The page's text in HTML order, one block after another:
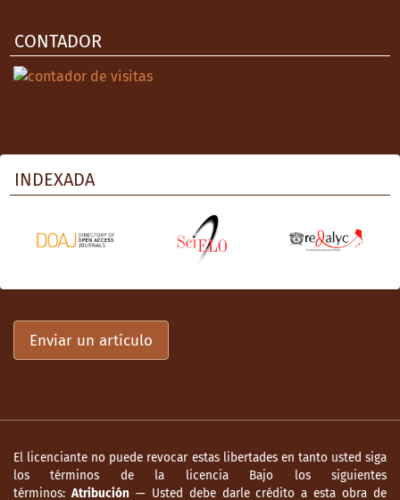
y XVII. México: Universidad de Guadalajara.
Ginzburg, Carlo (2010). El hilo y las huellas.
de San Carlos de Guatemala.
Thiess, a Livonian Werewolf. USA: The
University of Chicago Press.
estrés colectivo. La silla rota. En:
https://bit.ly/3A2En91
https://bit.ly/2Z9FVjD
Guterres A. (14 de abril de 2020) Este es el
CONTADOR
INDEXADA
Enviar un artículo
El licenciante no puede revocar estas libertades en tanto usted siga
los términos de la licencia Bajo los siguientes
términos: Atribución — Usted debe darle crédito a esta obra de